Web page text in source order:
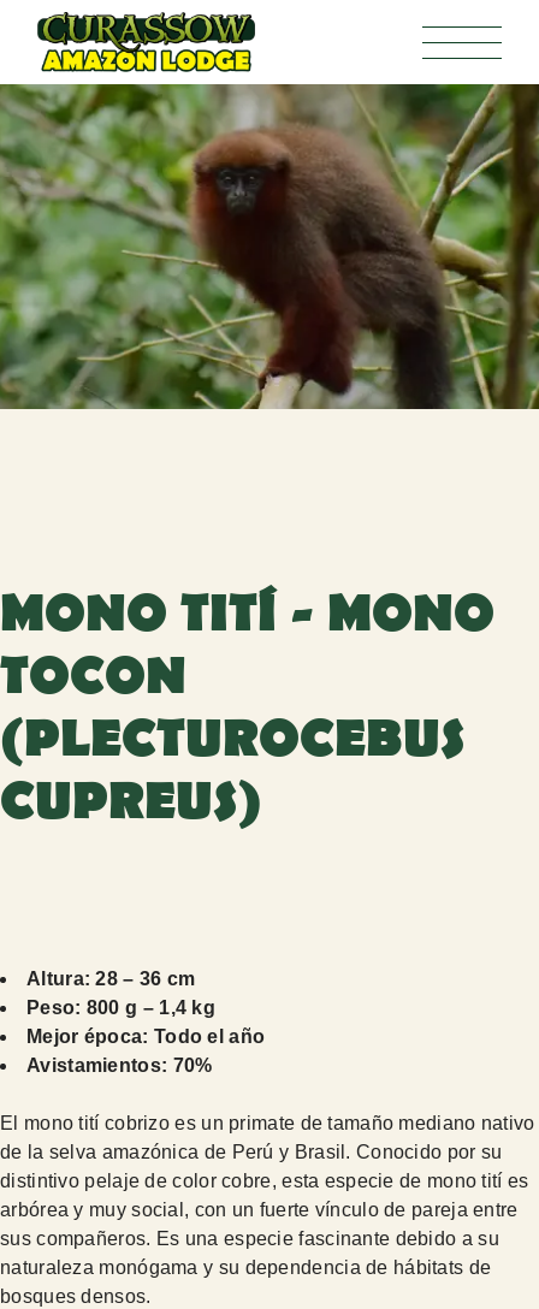
MONO TITÍ - MONO
TOCON
(PLECTUROCEBUS
CUPREUS)
Altura: 28 – 36 cm
Peso: 800 g – 1,4 kg
Mejor época: Todo el año
Avistamientos: 70%
El mono tití cobrizo es un primate de tamaño mediano nativo
de la selva amazónica de Perú y Brasil. Conocido por su
distintivo pelaje de color cobre, esta especie de mono tití es
arbórea y muy social, con un fuerte vínculo de pareja entre
sus compañeros. Es una especie fascinante debido a su
naturaleza monógama y su dependencia de hábitats de
bosques densos.